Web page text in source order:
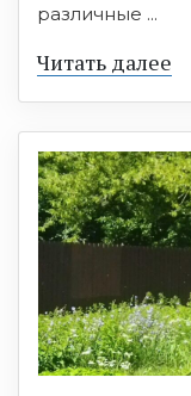
различные ...
Читать далее